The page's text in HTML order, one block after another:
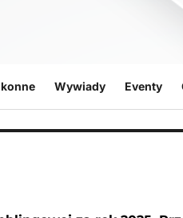
Wywiady Eventy